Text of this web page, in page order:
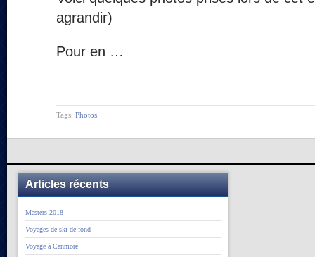
agrandir)
Pour en …
Tags: Photos
Articles récents
Masters 2018
Voyages de ski de fond
Voyage à Canmore